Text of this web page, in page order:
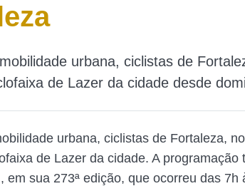
urbana, ciclistas de
de Lazer da cidade desde
urbana, ciclistas de Fortaleza,
de Lazer da cidade. A programação
em sua 273ª edição, que ocorreu das 7h